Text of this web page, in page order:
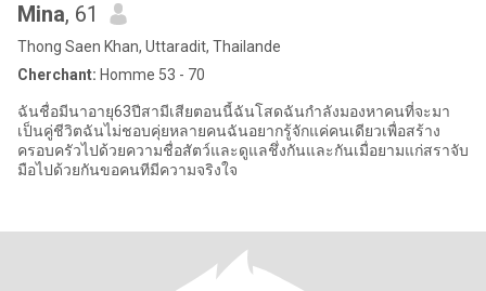
Mina, 61
Thong Saen Khan, Uttaradit, Thailande
Cherchant: Homme 53 - 70
ฉันชื่อมีนาอายุ63ปีสามีเสียตอนนี้ฉันโสดฉันกำลังมองหาคนที่จะมา
เป็นคู่ชีวิตฉันไม่ชอบคุ่ยหลายคนฉันอยากรู้จักแค่คนเดียวเพื่อสร้าง
ครอบครัวไปด้วยความชื่อสัตว์และดูแลชึ่งกันและกันเมื่อยามแก่สราจับ
มือไปด้วยกันขอคนทีมีความจริงใจ